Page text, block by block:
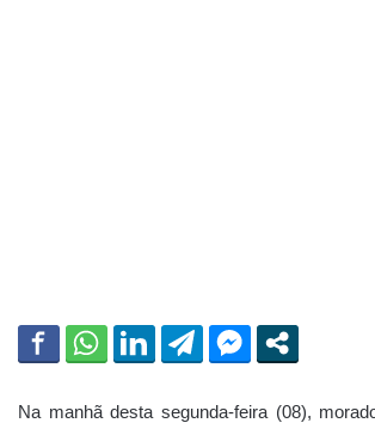
Na manhã desta segunda-feira (08),